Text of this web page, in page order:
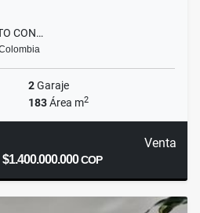
CON…
2Garaje
183Área m2
Venta
$1.400.000.000COP